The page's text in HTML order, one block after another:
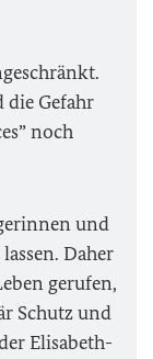
die Gefahr
noch
und
Daher
gerufen,
Schutz und
Elisabeth-